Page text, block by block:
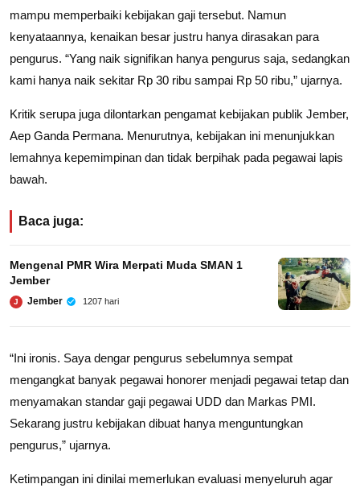
mampu memperbaiki kebijakan gaji tersebut. Namun
kenyataannya, kenaikan besar justru hanya dirasakan para
pengurus. “Yang naik signifikan hanya pengurus saja, sedangkan
kami hanya naik sekitar Rp 30 ribu sampai Rp 50 ribu,” ujarnya.
Kritik serupa juga dilontarkan pengamat kebijakan publik Jember,
Aep Ganda Permana. Menurutnya, kebijakan ini menunjukkan
lemahnya kepemimpinan dan tidak berpihak pada pegawai lapis
bawah.
Baca juga:
Mengenal PMR Wira Merpati Muda SMAN 1
Jember
J Jember 1207 hari
“Ini ironis. Saya dengar pengurus sebelumnya sempat
mengangkat banyak pegawai honorer menjadi pegawai tetap dan
menyamakan standar gaji pegawai UDD dan Markas PMI.
Sekarang justru kebijakan dibuat hanya menguntungkan
pengurus,” ujarnya.
Ketimpangan ini dinilai memerlukan evaluasi menyeluruh agar